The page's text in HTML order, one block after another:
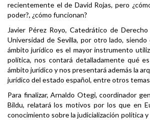
recientemente el de David Rojas, pero
poder?, ¿cómo funcionan?
Javier Pérez Royo, Catedrático de
Universidad de Sevilla, por otro lado,
ámbito jurídico es el mayor instrumento
política, nos contará detalladamente qué
ámbito jurídico y nos presentará además la
jurídico del estado español, entre otros
Para finalizar, Arnaldo Otegi, coordinador
Bildu, relatará los motivos por los que en
conocimiento sobre la judicialización política y